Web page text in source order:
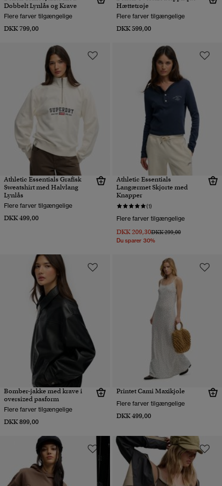
Dobbelt Lynlås og Krave
Flere farver tilgængelige
DKK 799,00
Hættetrøje
Flere farver tilgængelige
DKK 599,00
Athletic Essentials Grafisk
Sweatshirt med Halvlang
Lynlås
Flere farver tilgængelige
DKK 499,00
Athletic Essentials
Langærmet Skjorte med
Knapper
(1)
Flere farver tilgængelige
DKK 209,30Pris nedsat fra
DKK 299,00til
Du sparer 30%
Bomber-jakke med krave i
oversized pasform
Flere farver tilgængelige
DKK 899,00
Printet Cami Maxikjole
Flere farver tilgængelige
DKK 499,00